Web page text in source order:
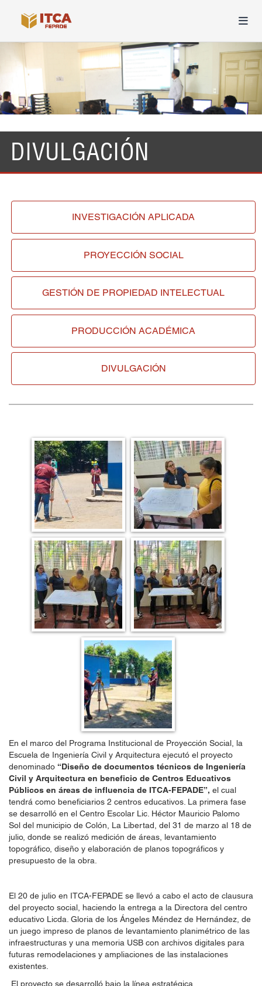
DIVULGACIÓN
INVESTIGACIÓNAPLICADA
PROYECCIÓN SOCIAL
GESTIÓN DE PROPIEDAD INTELECTUAL
PRODUCCIÓN ACADÉMICA
DIVULGACIÓN
En el marco del Programa Institucional de Proyección Social, la
Escuela de Ingeniería Civil y Arquitectura ejecutó el proyecto
denominado “Diseño de documentos técnicos de Ingeniería
Civil y Arquitectura en beneficio de Centros Educativos
Públicos en áreas de influencia de ITCA-FEPADE”, el cual
tendrá como beneficiarios 2 centros educativos. La primera fase
se desarrolló en el Centro Escolar Lic. Héctor Mauricio Palomo
Sol del municipio de Colón, La Libertad, del 31 de marzo al 18 de
julio, donde se realizó medición de áreas, levantamiento
topográfico, diseño y elaboración de planos topográficos y
presupuesto de la obra.
El 20 de julio en ITCA-FEPADE se llevó a cabo el acto de clausura
del proyecto social, haciendo la entrega a la Directora del centro
educativo Licda. Gloria de los Ángeles Méndez de Hernández, de
un juego impreso de planos de levantamiento planimétrico de las
infraestructuras y una memoria USB con archivos digitales para
futuras remodelaciones y ampliaciones de las instalaciones
existentes.
El proyecto se desarrolló bajo la línea estratégica